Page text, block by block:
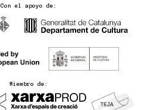
Con el apoyo de:
Miembro de: